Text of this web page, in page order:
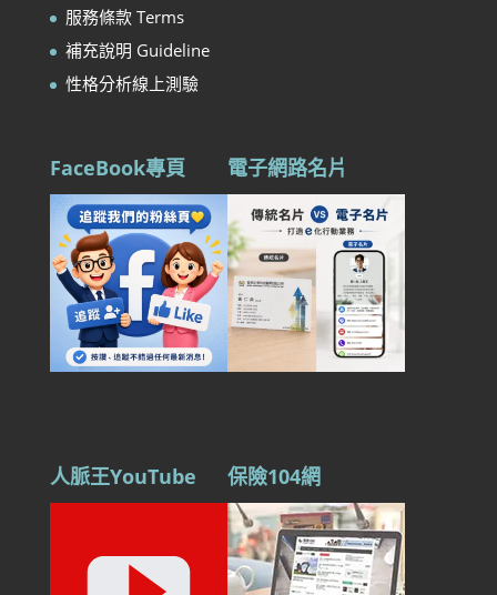
服務條款 Terms
補充說明 Guideline
性格分析線上測驗
FaceBook專頁 電子網路名片
人脈王YouTube 保險104網